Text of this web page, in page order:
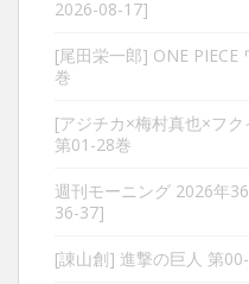
2026-08-17]
[尾田栄一郎] ONE
巻
[アジチカ×梅村真也×フ
第01-28巻
週刊モーニング 2026年
36-37]
[諌山創] 進撃の巨人 第